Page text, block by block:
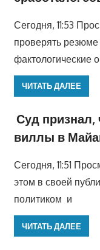
Сегодня, 11:53
проверять
фактологические
ЧИТАТЬ ДАЛЕЕ
Суд признал,
виллы в
Сегодня, 11:51
этом в своей
политиком и
ЧИТАТЬ ДАЛЕЕ